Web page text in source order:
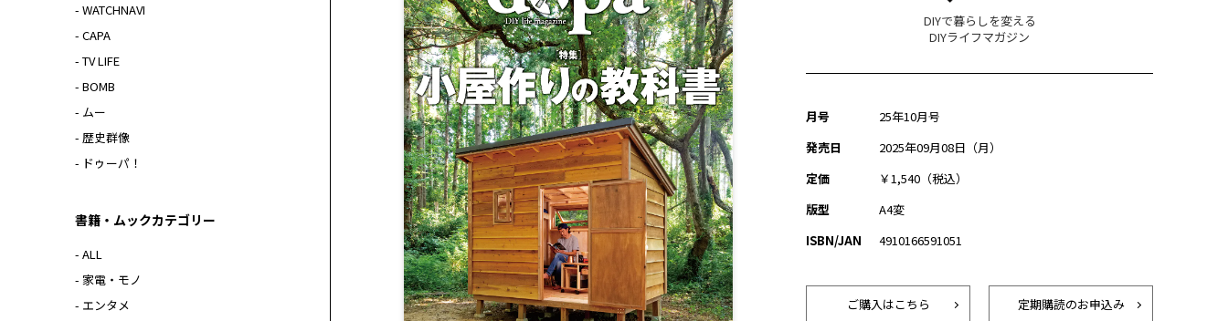
DIYで暮らしを変える
DIYライフマガジン
月号
25年10月号
発売日
2025年09月08日（月）
定価
￥1,540（税込）
版型
A4変
ISBN/JAN
4910166591051
ご購入はこちら 定期購読のお申込み
- WATCHNAVI
- CAPA
- TV LIFE
- BOMB
- ムー
- 歴史群像
- ドゥーパ！
書籍・ムックカテゴリー
- ALL
- 家電・モノ
- エンタメ